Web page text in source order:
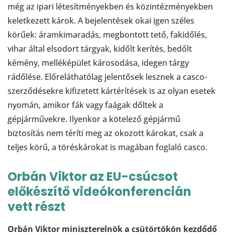
még az ipari létesítményekben és közintézményekben
keletkezett károk. A bejelentések okai igen széles
körűek: áramkimaradás, megbontott tető, fakidőlés,
vihar által elsodort tárgyak, kidőlt kerítés, bedőlt
kémény, melléképület károsodása, idegen tárgy
rádőlése. Előreláthatólag jelentősek lesznek a casco-
szerződésekre kifizetett kártérítések is az olyan esetek
nyomán, amikor fák vagy faágak dőltek a
gépjárművekre. Ilyenkor a kötelező gépjármű
biztosítás nem téríti meg az okozott károkat, csak a
teljes körű, a töréskárokat is magában foglaló casco.
Orbán Viktor az EU-csúcsot
előkészítő videókonferencián
vett részt
Orbán Viktor miniszterelnök a csütörtökön kezdődő